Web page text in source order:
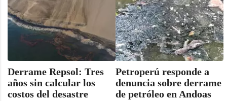
Derrame Repsol: Tres
años sin calcular los
costos del desastre
Petroperú responde a
denuncia sobre derrame
de petróleo en Andoas